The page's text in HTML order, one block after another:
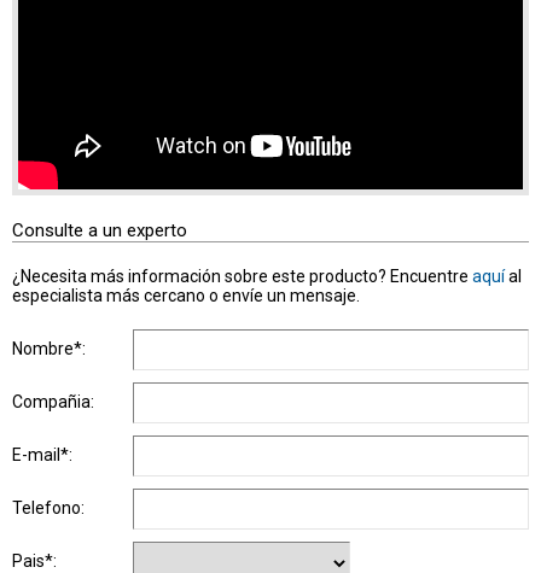
Consulte a un experto
¿Necesita más información sobre este producto? Encuentre aquíal
especialista más cercano o envíe un mensaje.
Nombre*:
Compañia:
E-mail*:
Telefono:
Pais*: